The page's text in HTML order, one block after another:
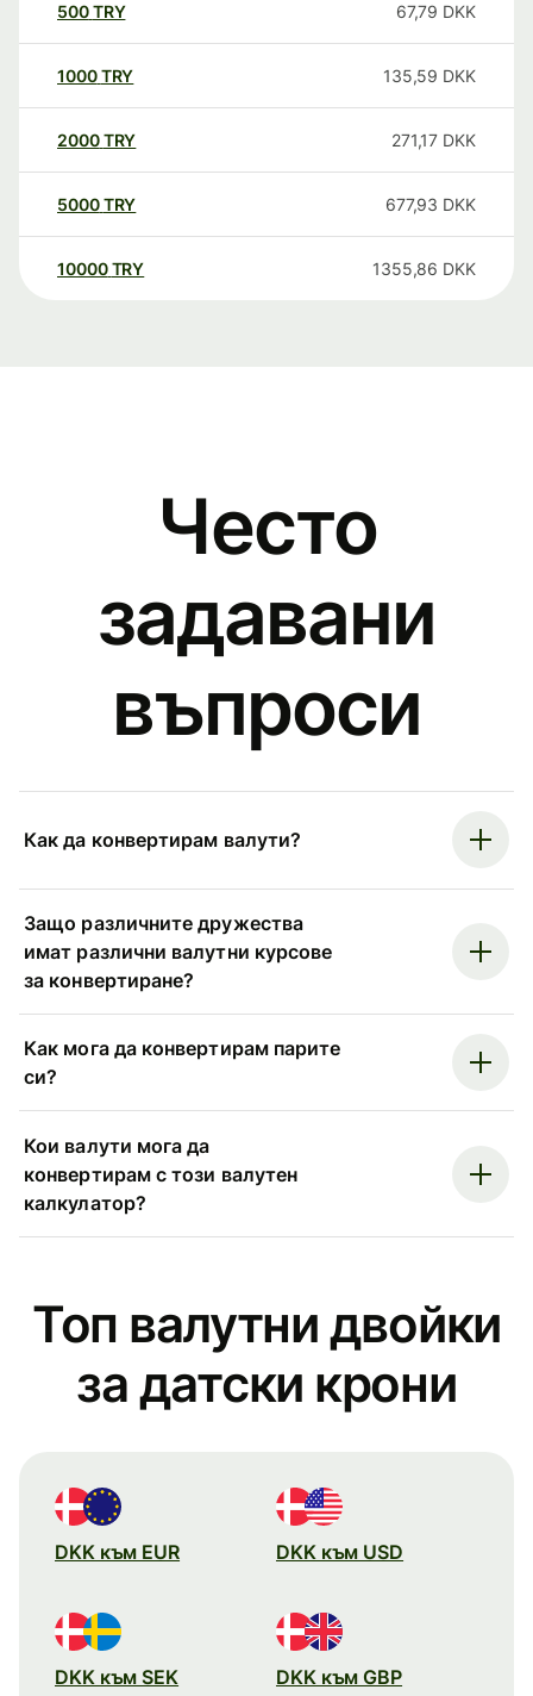
500TRY 67,79 DKK
1000TRY 135,59 DKK
2000TRY 271,17 DKK
5000TRY 677,93 DKK
10000 TRY 1355,86 DKK
Често
задавани
въпроси
Как да конвертирам валути?
Защо различните дружества
имат различни валутни курсове
за конвертиране?
Как мога да конвертирам парите
си?
Кои валути мога да
конвертирам с този валутен
калкулатор?
Топ валутни двойки
за датски крони
DKK към EUR DKK към USD
DKK към SEK DKK към GBP